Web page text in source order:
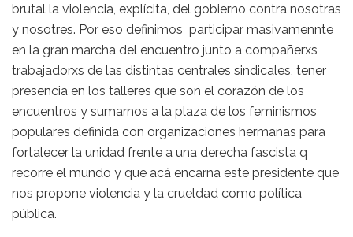
brutal la violencia, explícita, del gobierno contra nosotras
y nosotres. Por eso definimos participar masivamennte
en la gran marcha del encuentro junto a compañerxs
trabajadorxs de las distintas centrales sindicales, tener
presencia en los talleres que son el corazón de los
encuentros y sumarnos a la plaza de los feminismos
populares definida con organizaciones hermanas para
fortalecer la unidad frente a una derecha fascista q
recorre el mundo y que acá encarna este presidente que
nos propone violencia y la crueldad como política
pública.